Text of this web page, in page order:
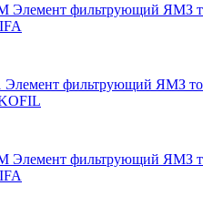
Элемент фильтрующий ЯМЗ
Элемент фильтрующий ЯМЗ
Элемент фильтрующий ЯМЗ